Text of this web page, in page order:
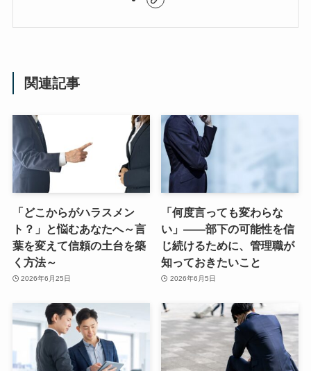
関連記事
「どこからがハラスメン
ト？」と悩むあなたへ～言
葉を変えて信頼の土台を築
く方法～
2026年6月25日
「何度言っても変わらな
い」——部下の可能性を信
じ続けるために、管理職が
知っておきたいこと
2026年6月5日